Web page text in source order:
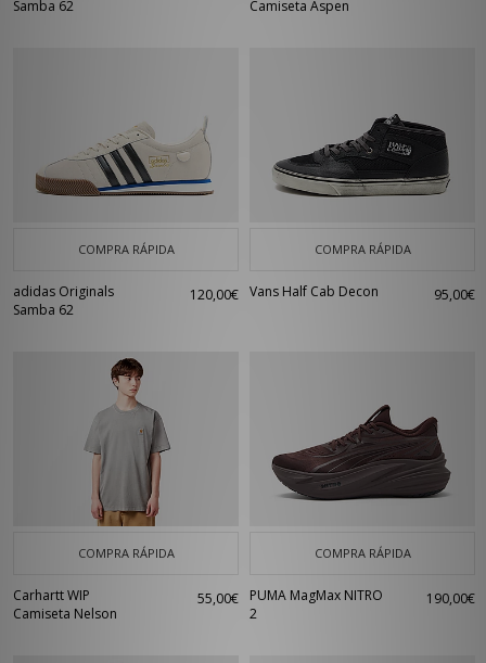
Samba 62
Camiseta Aspen
COMPRA RÁPIDA
adidas Originals
Samba 62
120,00€
COMPRA RÁPIDA
Vans Half Cab Decon 95,00€
COMPRA RÁPIDA
Carhartt WIP
Camiseta Nelson
55,00€
COMPRA RÁPIDA
PUMA MagMax NITRO
2
190,00€